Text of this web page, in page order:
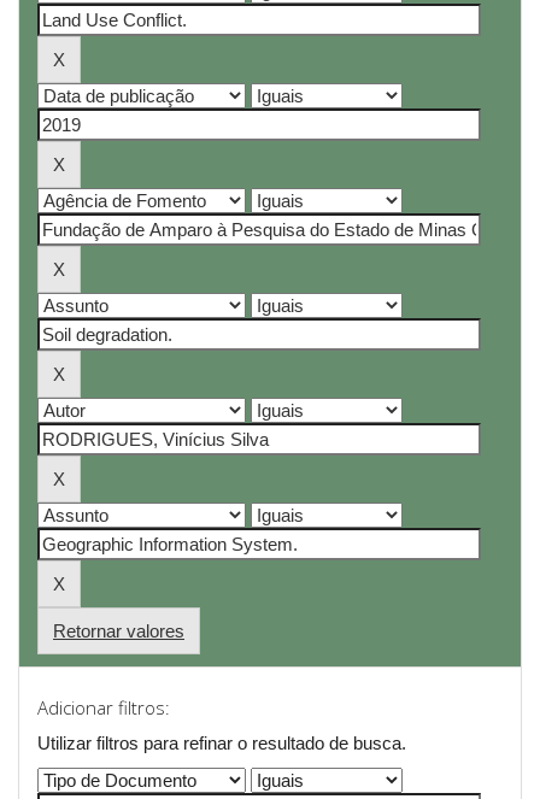
Retornar valores
Adicionar filtros:
Utilizar filtros para refinar o resultado de busca.